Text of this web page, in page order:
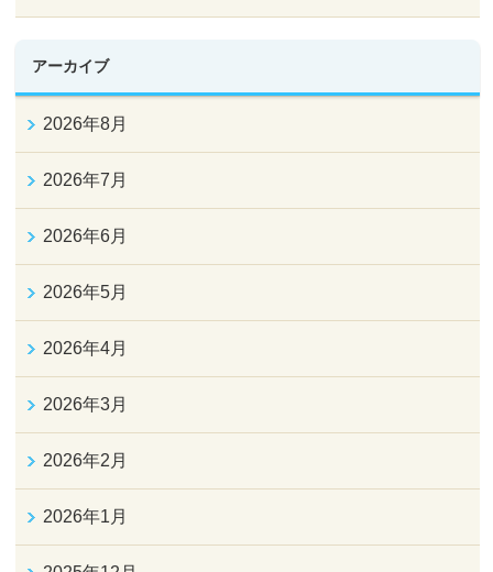
アーカイブ
2026年8月
2026年7月
2026年6月
2026年5月
2026年4月
2026年3月
2026年2月
2026年1月